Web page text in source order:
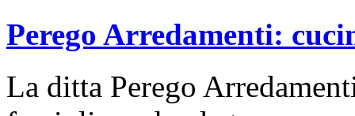
Perego Arredamenti:
La ditta Perego